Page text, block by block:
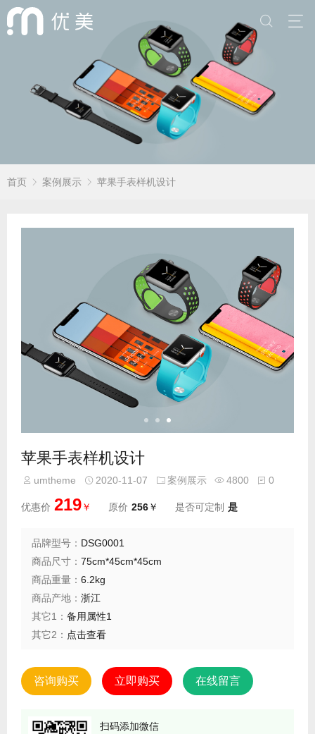
首页 案例展示 苹果手表样机设计
苹果手表样机设计
umtheme 2020-11-07 案例展示 4800 0
优惠价 219￥ 原价 256￥ 是否可定制 是
品牌型号： DSG0001
商品尺寸： 75cm*45cm*45cm
商品重量： 6.2kg
商品产地： 浙江
其它1： 备用属性1
其它2： 点击查看
咨询购买 立即购买 在线留言
扫码添加微信